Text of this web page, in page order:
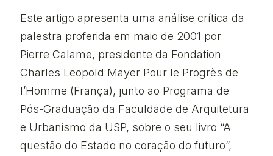
Este artigo apresenta uma análise crítica da
palestra proferida em maio de 2001 por
Pierre Calame, presidente da Fondation
Charles Leopold Mayer Pour le Progrès de
l’Homme (França), junto ao Programa de
Pós-Graduação da Faculdade de Arquitetura
e Urbanismo da USP, sobre o seu livro “A
questão do Estado no coração do futuro”,